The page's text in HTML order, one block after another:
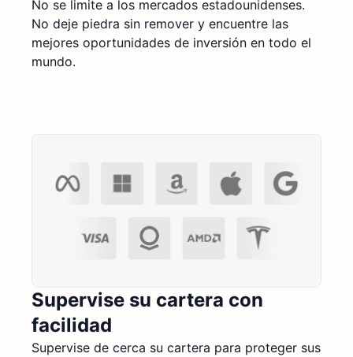
No se limite a los mercados estadounidenses.
No deje piedra sin remover y encuentre las
mejores oportunidades de inversión en todo el
mundo.
Supervise su cartera con
facilidad
Supervise de cerca su cartera para proteger sus